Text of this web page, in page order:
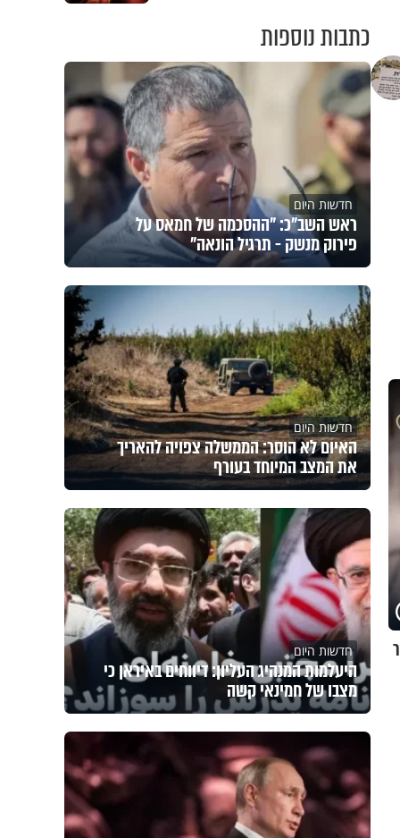
כתבות נוספות
חדשות היום
ראש השב"כ: "ההסכמה של חמאס על
פירוק מנשק - תרגיל הונאה"
חדשות היום
האיום לא הוסר: הממשלה צפויה להאריך
את המצב המיוחד בעורף
חדשות היום
היעלמות המנהיג העליון: דיווחים באיראן כי
מצבו של חמינאי קשה